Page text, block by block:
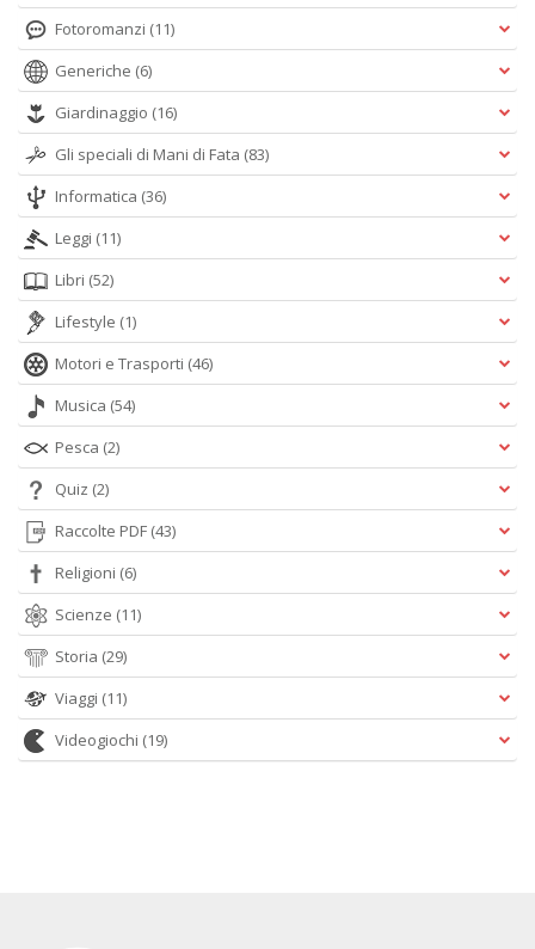
Fotoromanzi (11)
Generiche (6)
Giardinaggio (16)
Gli speciali di Mani di Fata (83)
Informatica (36)
Leggi (11)
Libri (52)
Lifestyle (1)
Motori e Trasporti (46)
Musica (54)
Pesca (2)
Quiz (2)
Raccolte PDF (43)
Religioni (6)
Scienze (11)
Storia (29)
Viaggi (11)
Videogiochi (19)